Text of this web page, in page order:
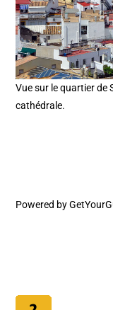
Vue sur le quartier de
cathédrale.
Powered by